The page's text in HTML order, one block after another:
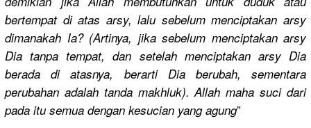
bertempat di atas arsy, lalu sebelum menciptakan arsy
dimanakah Ia? (Artinya, jika sebelum menciptakan arsy
Dia tanpa tempat, dan setelah menciptakan arsy Dia
berada di atasnya, berarti Dia berubah, sementara
perubahan adalah tanda makhluk). Allah maha suci dari
pada itu semua dengan kesucian yang agung”